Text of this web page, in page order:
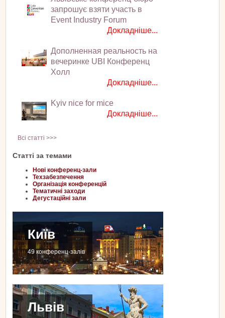
запрошує взяти участь в
Event Industry Forum
Докладніше...
Дополненная реальность на
вечеринке UBI Конференц
Холл
Докладніше...
Kyiv nice for mice
Докладніше...
Всі статті >>>
Статті за темами
Нові конференц-зали
Техзабезпечення
Організація конференцій
Тематичні заходи
Дегустаційні зали
Київ
49 конференц-залів
Львів